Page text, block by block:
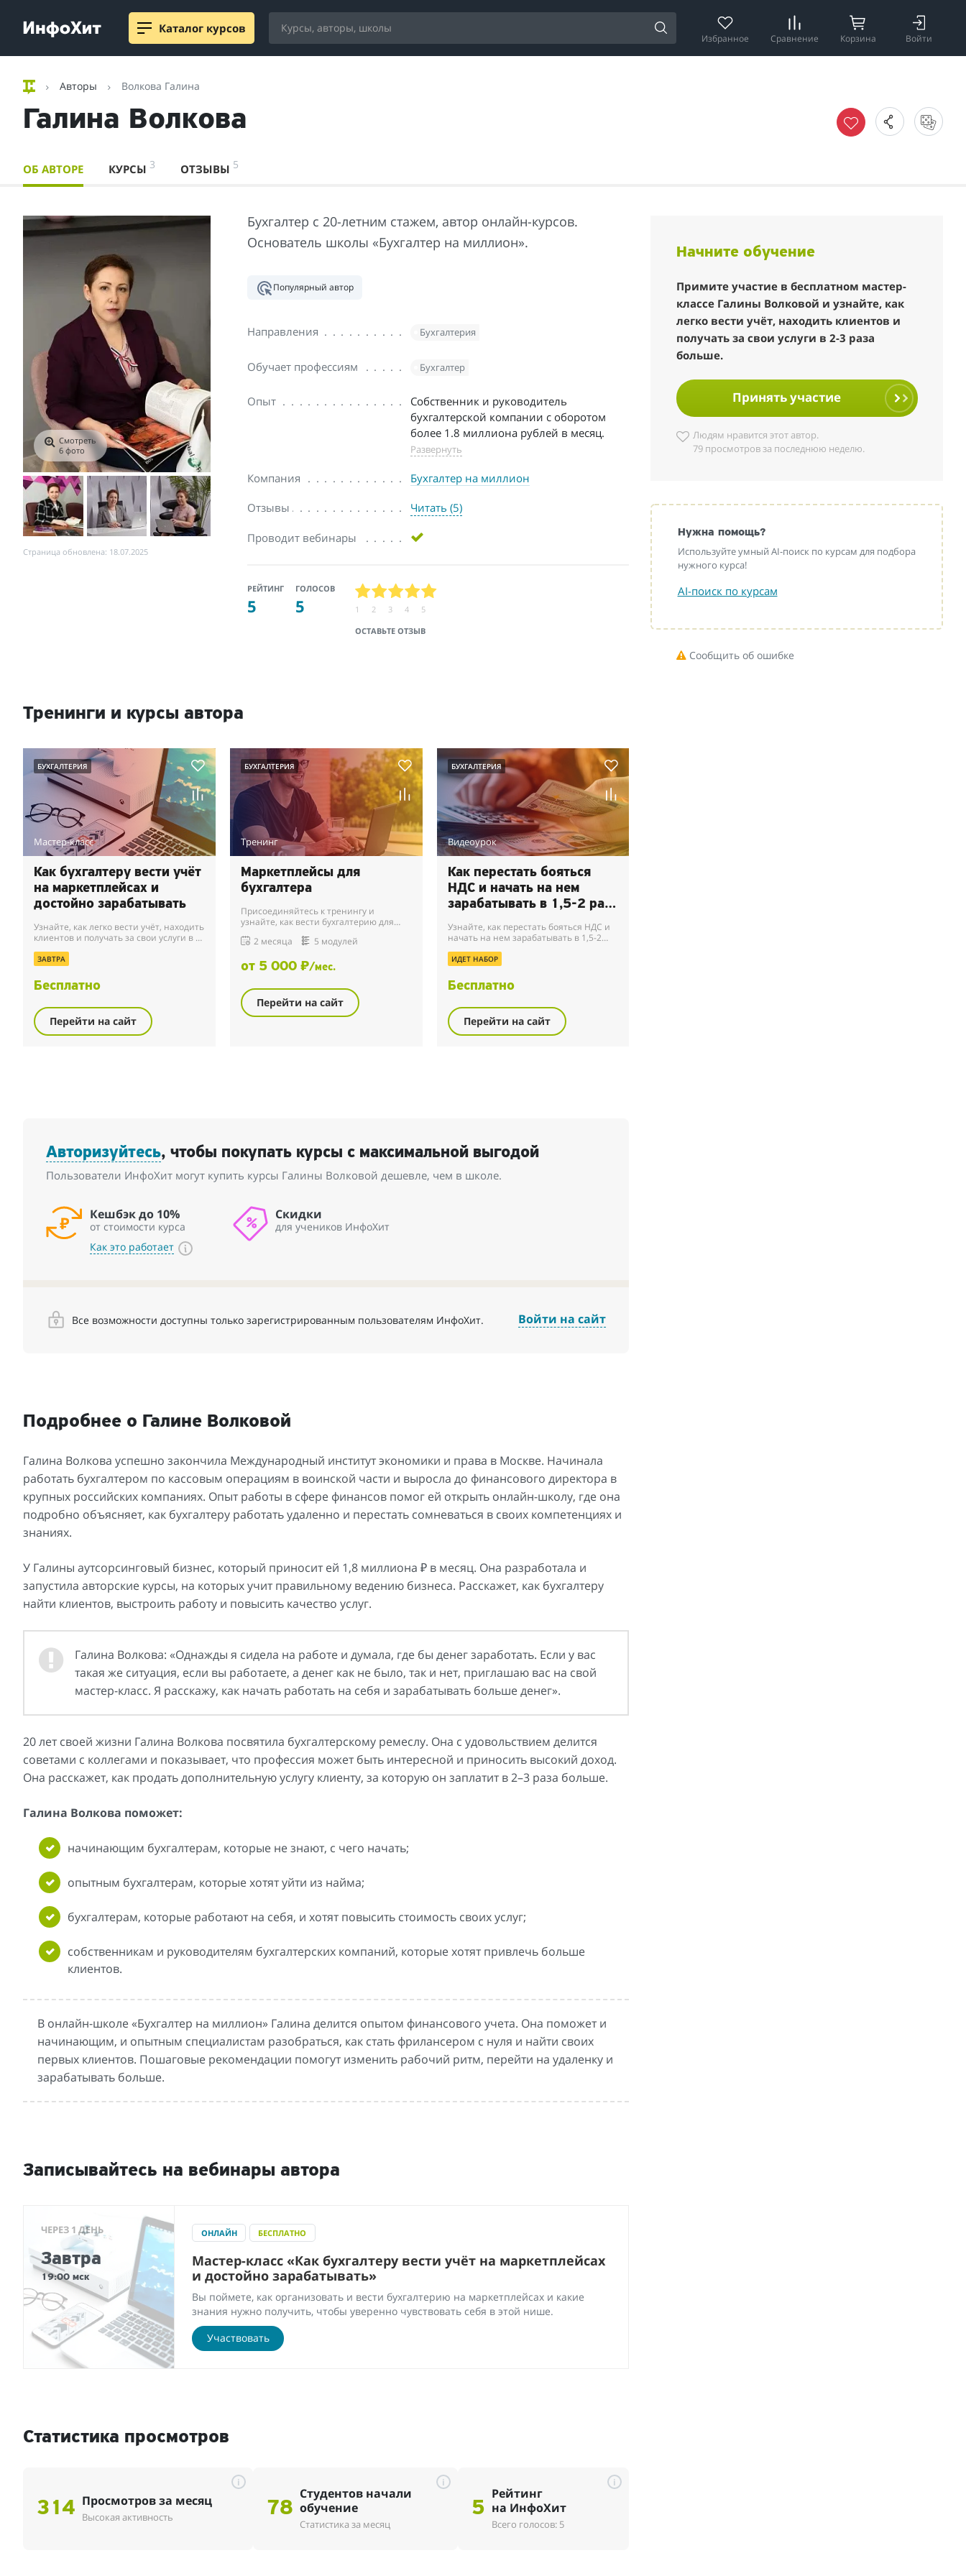
Каталог курсов
Избранное Сравнение Корзина Войти
Авторы Волкова Галина
Галина Волкова
ОБ АВТОРЕ КУРСЫ 3 ОТЗЫВЫ 5
Смотреть
6 фото
Страница обновлена: 18.07.2025
Бухгалтер с 20-летним стажем, автор онлайн-курсов.
Основатель школы «Бухгалтер на миллион».
Популярный автор
Направления Бухгалтерия
Обучает профессиям Бухгалтер
Опыт
Собственник и руководитель
бухгалтерской компании с оборотом
более 1.8 миллиона рублей в месяц.
Развернуть
Компания Бухгалтер на миллион
Отзывы Читать (5)
Проводит вебинары
РЕЙТИНГ
5
ГОЛОСОВ
5
ОСТАВЬТЕ ОТЗЫВ
1 2 3 4 5
Тренинги и курсы автора
БУХГАЛТЕРИЯ
Мастер-класс
Как бухгалтеру вести учёт
на маркетплейсах и
достойно зарабатывать
Узнайте, как легко вести учёт, находить
клиентов и получать за свои услуги в 2-
100+ вопросов по Маркетплейсам.
ЗАВТРА
Бесплатно
Перейти на сайт
БУХГАЛТЕРИЯ
Тренинг
Маркетплейсы для
бухгалтера
Присоединяйтесь к тренингу и
узнайте, как вести бухгалтерию для
работы с онлайн-платформами,
2 месяца 5 модулей
от 5 000 ₽/мес.
Перейти на сайт
БУХГАЛТЕРИЯ
Видеоурок
Как перестать бояться
НДС и начать на нем
зарабатывать в 1,5-2 раза
бухгалтеров борются за
клиентов без НДС
Узнайте, как перестать бояться НДС и
начать на нем зарабатывать в 1,5-2
борются за клиентов без НДС.
ИДЕТ НАБОР
Бесплатно
Перейти на сайт
Авторизуйтесь, чтобы покупать курсы с максимальной выгодой
Пользователи ИнфоХит могут купить курсы Галины Волковой дешевле, чем в школе.
Кешбэк до 10%
от стоимости курса
Как это работает
Скидки
для учеников ИнфоХит
Все возможности доступны только зарегистрированным пользователям ИнфоХит. Войти на сайт
Подробнее о Галине Волковой
Галина Волкова успешно закончила Международный институт экономики и права в Москве. Начинала
работать бухгалтером по кассовым операциям в воинской части и выросла до финансового директора в
крупных российских компаниях. Опыт работы в сфере финансов помог ей открыть онлайн-школу, где она
подробно объясняет, как бухгалтеру работать удаленно и перестать сомневаться в своих компетенциях и
знаниях.
У Галины аутсорсинговый бизнес, который приносит ей 1,8 миллиона ₽ в месяц. Она разработала и
запустила авторские курсы, на которых учит правильному ведению бизнеса. Расскажет, как бухгалтеру
найти клиентов, выстроить работу и повысить качество услуг.
Галина Волкова: «Однажды я сидела на работе и думала, где бы денег заработать. Если у вас
такая же ситуация, если вы работаете, а денег как не было, так и нет, приглашаю вас на свой
мастер-класс. Я расскажу, как начать работать на себя и зарабатывать больше денег».
20 лет своей жизни Галина Волкова посвятила бухгалтерскому ремеслу. Она с удовольствием делится
советами с коллегами и показывает, что профессия может быть интересной и приносить высокий доход.
Она расскажет, как продать дополнительную услугу клиенту, за которую он заплатит в 2–3 раза больше.
Галина Волкова поможет:
начинающим бухгалтерам, которые не знают, с чего начать;
опытным бухгалтерам, которые хотят уйти из найма;
бухгалтерам, которые работают на себя, и хотят повысить стоимость своих услуг;
собственникам и руководителям бухгалтерских компаний, которые хотят привлечь больше
клиентов.
В онлайн-школе «Бухгалтер на миллион» Галина делится опытом финансового учета. Она поможет и
начинающим, и опытным специалистам разобраться, как стать фрилансером с нуля и найти своих
первых клиентов. Пошаговые рекомендации помогут изменить рабочий ритм, перейти на удаленку и
зарабатывать больше.
Записывайтесь на вебинары автора
ЧЕРЕЗ 1 ДЕНЬ
Завтра
19:00 мск
ОНЛАЙН БЕСПЛАТНО
Мастер-класс «Как бухгалтеру вести учёт на маркетплейсах
и достойно зарабатывать»
Вы поймете, как организовать и вести бухгалтерию на маркетплейсах и какие
знания нужно получить, чтобы уверенно чувствовать себя в этой нише.
Участвовать
Статистика просмотров
314 Просмотров за месяц
Высокая активность
i
78
Студентов начали
обучение
Статистика за месяц
i
5
Рейтинг
на ИнфоХит
Всего голосов: 5
i
Начните обучение
Примите участие в бесплатном мастер-
классе Галины Волковой и узнайте, как
легко вести учёт, находить клиентов и
получать за свои услуги в 2-3 раза
больше.
Принять участие
Людям нравится этот автор.
79 просмотров за последнюю неделю.
Нужна помощь?
Используйте умный AI-поиск по курсам для подбора
нужного курса!
AI-поиск по курсам
Сообщить об ошибке